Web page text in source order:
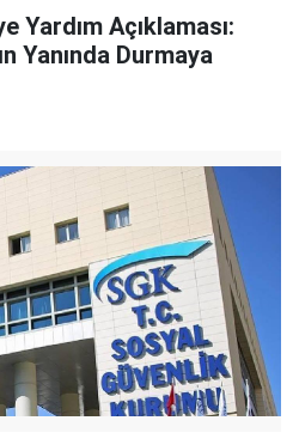
Yardım Açıklaması:
Yanında Durmaya